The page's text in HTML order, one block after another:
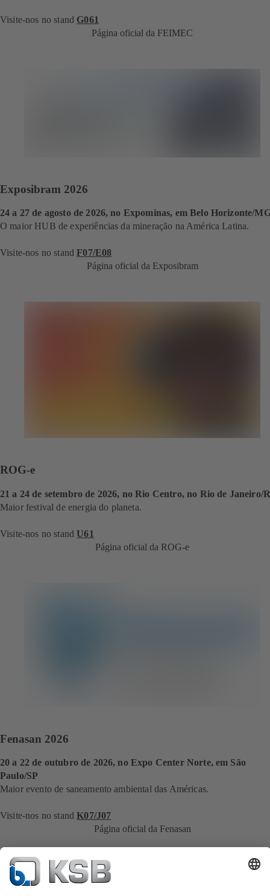
Visite-nos no stand G061
Página oficial da FEIMEC
Exposibram 2026
24 a 27 de agosto de 2026, no Expominas, em Belo Horizonte/
O maior HUB de experiências da mineração na América Latina.
Visite-nos no standF07/E08
Página oficial da Exposibram
ROG-e
21 a 24 de setembro de 2026, no Rio Centro, no Rio de Janeiro/
Maior festival de energia do planeta.
Visite-nos no standU61
Página oficial da ROG-e
Fenasan 2026
20 a 22 de outubro de 2026, no Expo Center Norte, em São
Paulo/SP
Maior evento de saneamento ambiental das Américas.
Visite-nos no standK07/J07
Página oficial da Fenasan